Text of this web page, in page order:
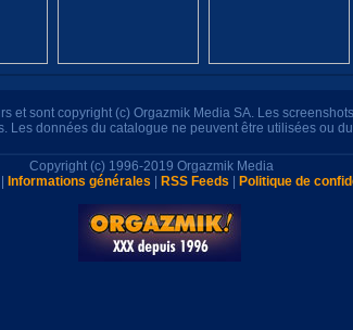
et sont copyright (c) Orgazmik Media SA. Les
Les données du catalogue ne peuvent être utilisées ou
Copyright (c) 1996-2019 Orgazmik Media
Informations générales RSS Feeds Politique de